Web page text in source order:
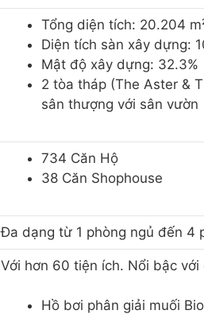
Tổng diện tích: 20.204
Diện tích sàn xây dựng:
Mật độ xây dựng: 32.3%
2 tòa tháp (The Aster &
sân thượng với sân vườn
734 Căn Hộ
38 Căn Shophouse
Đa dạng từ 1 phòng ngủ đến 4
Với hơn 60 tiện ích. Nổi bậc
Hồ bơi phân giải muối